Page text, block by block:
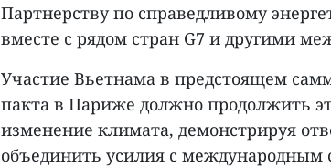
Партнерству по справедливому
вместе с рядом стран G7 и другими
Участие Вьетнама в предстоящем
пакта в Париже должно продолжить
изменение климата, демонстрируя
объединить усилия с международным